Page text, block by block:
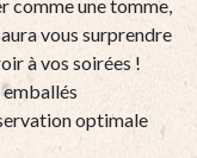
comme une tomme,
vous surprendre
à vos soirées !
optimale